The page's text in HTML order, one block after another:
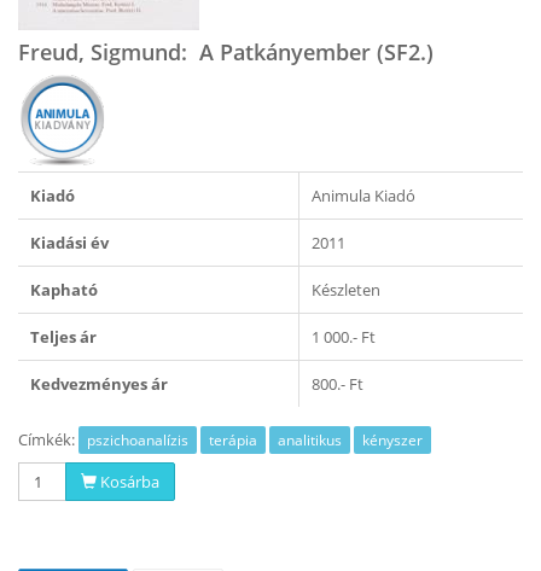
Freud, Sigmund: A Patkányember (SF2.)
Kiadó Animula Kiadó
Kiadási év 2011
Kapható Készleten
Teljes ár 1 000.- Ft
Kedvezményes ár 800.- Ft
Címkék: pszichoanalízis terápia analitikus kényszer
Kosárba